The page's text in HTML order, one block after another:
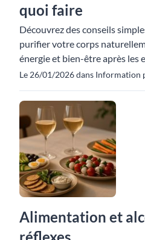
quoi faire
Découvrez des conseils
purifier votre corps
énergie et bien-être après les
Le 26/01/2026 dans Information
Alimentation et